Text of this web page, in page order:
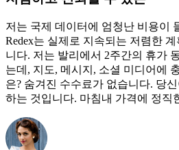
저는 국제 데이터에 엄청난 비용이
Redex는 실제로 지속되는 저렴한
니다. 저는 발리에서 2주간의 휴가
는데, 지도, 메시지, 소셜 미디어에
은? 숨겨진 수수료가 없습니다. 당
하는 것입니다. 마침내 가격에 정직